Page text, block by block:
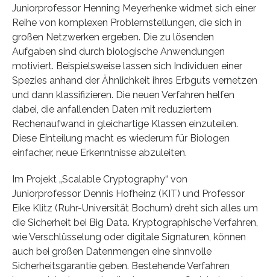
Juniorprofessor Henning Meyerhenke widmet sich einer
Reihe von komplexen Problemstellungen, die sich in
großen Netzwerken ergeben. Die zu lösenden
Aufgaben sind durch biologische Anwendungen
motiviert. Beispielsweise lassen sich Individuen einer
Spezies anhand der Ähnlichkeit ihres Erbguts vernetzen
und dann klassifizieren. Die neuen Verfahren helfen
dabei, die anfallenden Daten mit reduziertem
Rechenaufwand in gleichartige Klassen einzuteilen.
Diese Einteilung macht es wiederum für Biologen
einfacher, neue Erkenntnisse abzuleiten.
Im Projekt „Scalable Cryptography“ von
Juniorprofessor Dennis Hofheinz (KIT) und Professor
Eike Klitz (Ruhr-Universität Bochum) dreht sich alles um
die Sicherheit bei Big Data. Kryptographische Verfahren,
wie Verschlüsselung oder digitale Signaturen, können
auch bei großen Datenmengen eine sinnvolle
Sicherheitsgarantie geben. Bestehende Verfahren